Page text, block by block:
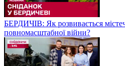
БЕРДИЧІВ: Як розвивається
повномасштабної війни?